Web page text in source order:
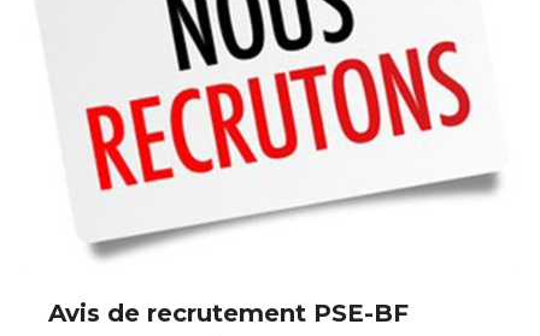
Avis de recrutement PSE-BF